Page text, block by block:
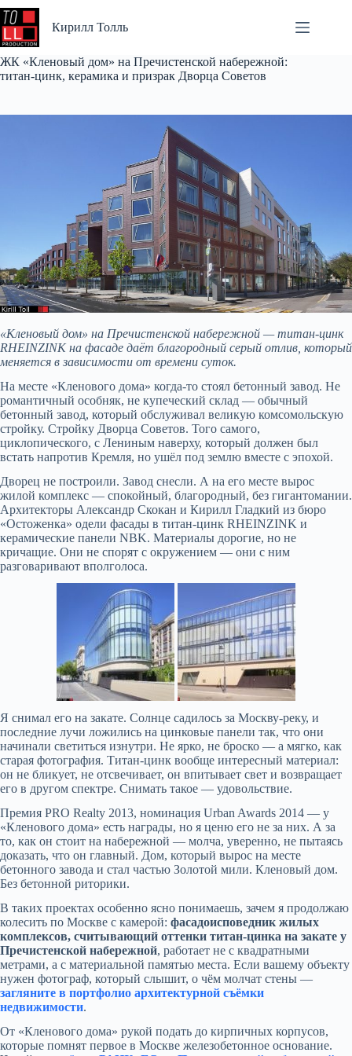
Перейти
к
Кирилл Толль
ЖК «Кленовый дом» на Пречистенской набережной:
титан-цинк, керамика и призрак Дворца Советов
«Кленовый дом» на Пречистенской набережной — титан-цинк
RHEINZINK на фасаде даёт благородный серый отлив, который
меняется в зависимости от времени суток.
На месте «Кленового дома» когда-то стоял бетонный завод. Не
романтичный особняк, не купеческий склад — обычный
бетонный завод, который обслуживал великую комсомольскую
стройку. Стройку Дворца Советов. Того самого,
циклопического, с Лениным наверху, который должен был
встать напротив Кремля, но ушёл под землю вместе с эпохой.
Дворец не построили. Завод снесли. А на его месте вырос
жилой комплекс — спокойный, благородный, без гигантомании.
Архитекторы Александр Скокан и Кирилл Гладкий из бюро
«Остоженка» одели фасады в титан-цинк RHEINZINK и
керамические панели NBK. Материалы дорогие, но не
кричащие. Они не спорят с окружением — они с ним
разговаривают вполголоса.
Я снимал его на закате. Солнце садилось за Москву-реку, и
последние лучи ложились на цинковые панели так, что они
начинали светиться изнутри. Не ярко, не броско — а мягко, как
старая фотография. Титан-цинк вообще интересный материал:
он не бликует, не отсвечивает, он впитывает свет и возвращает
его в другом спектре. Снимать такое — удовольствие.
Премия PRO Realty 2013, номинация Urban Awards 2014 — у
«Кленового дома» есть награды, но я ценю его не за них. А за
то, как он стоит на набережной — молча, уверенно, не пытаясь
доказать, что он главный. Дом, который вырос на месте
бетонного завода и стал частью Золотой мили. Кленовый дом.
Без бетонной риторики.
В таких проектах особенно ясно понимаешь, зачем я продолжаю
колесить по Москве с камерой: фасадоисповедник жилых
комплексов, считывающий оттенки титан-цинка на закате у
Пречистенской набережной, работает не с квадратными
метрами, а с материальной памятью места. Если вашему объекту
нужен фотограф, который слышит, о чём молчат стены —
загляните в портфолио архитектурной съёмки
недвижимости.
От «Кленового дома» рукой подать до кирпичных корпусов,
которые помнят первое в Москве железобетонное основание.